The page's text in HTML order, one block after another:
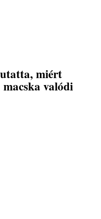
miért
valódi